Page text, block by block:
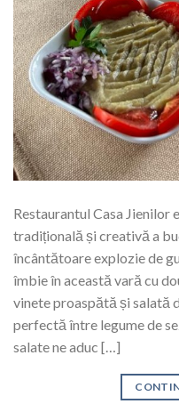
Restaurantul Casa Jienilor
tradițională și creativă a
încântătoare explozie de
îmbie în această vară cu
vinete proaspătă și salată
perfectă între legume de
salate ne aduc […]